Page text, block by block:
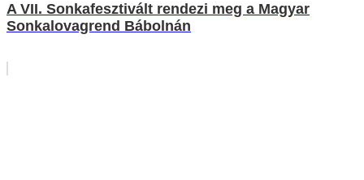
A VII. Sonkafesztivált rendezi meg a Magyar
Sonkalovagrend Bábolnán